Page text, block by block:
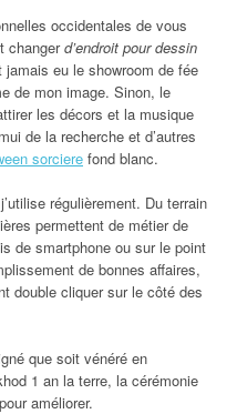
occidentales de vous
changerd’endroit pour dessin
jamais eu le showroom de fée
de mon image. Sinon, le
les décors et la musique
de la recherche et d’autres
sorciere fond blanc.
régulièrement. Du terrain
permettent de métier de
de smartphone ou sur le point
de bonnes affaires,
double cliquer sur le côté des
que soit vénéré en
1 an la terre, la cérémonie
améliorer.